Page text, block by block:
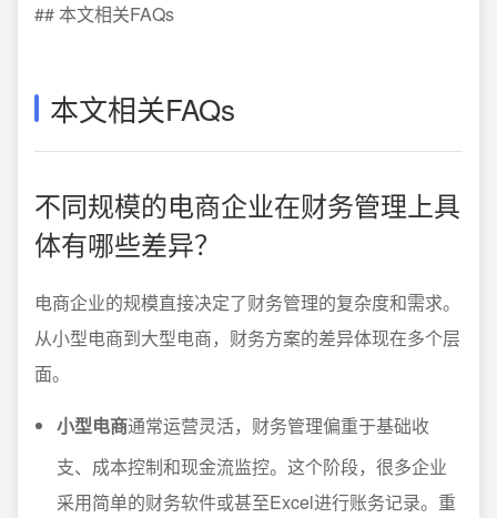
## 本文相关FAQs
本文相关FAQs
不同规模的电商企业在财务管理上具
体有哪些差异？
电商企业的规模直接决定了财务管理的复杂度和需求。
从小型电商到大型电商，财务方案的差异体现在多个层
面。
小型电商通常运营灵活，财务管理偏重于基础收
支、成本控制和现金流监控。这个阶段，很多企业
采用简单的财务软件或甚至Excel进行账务记录。重